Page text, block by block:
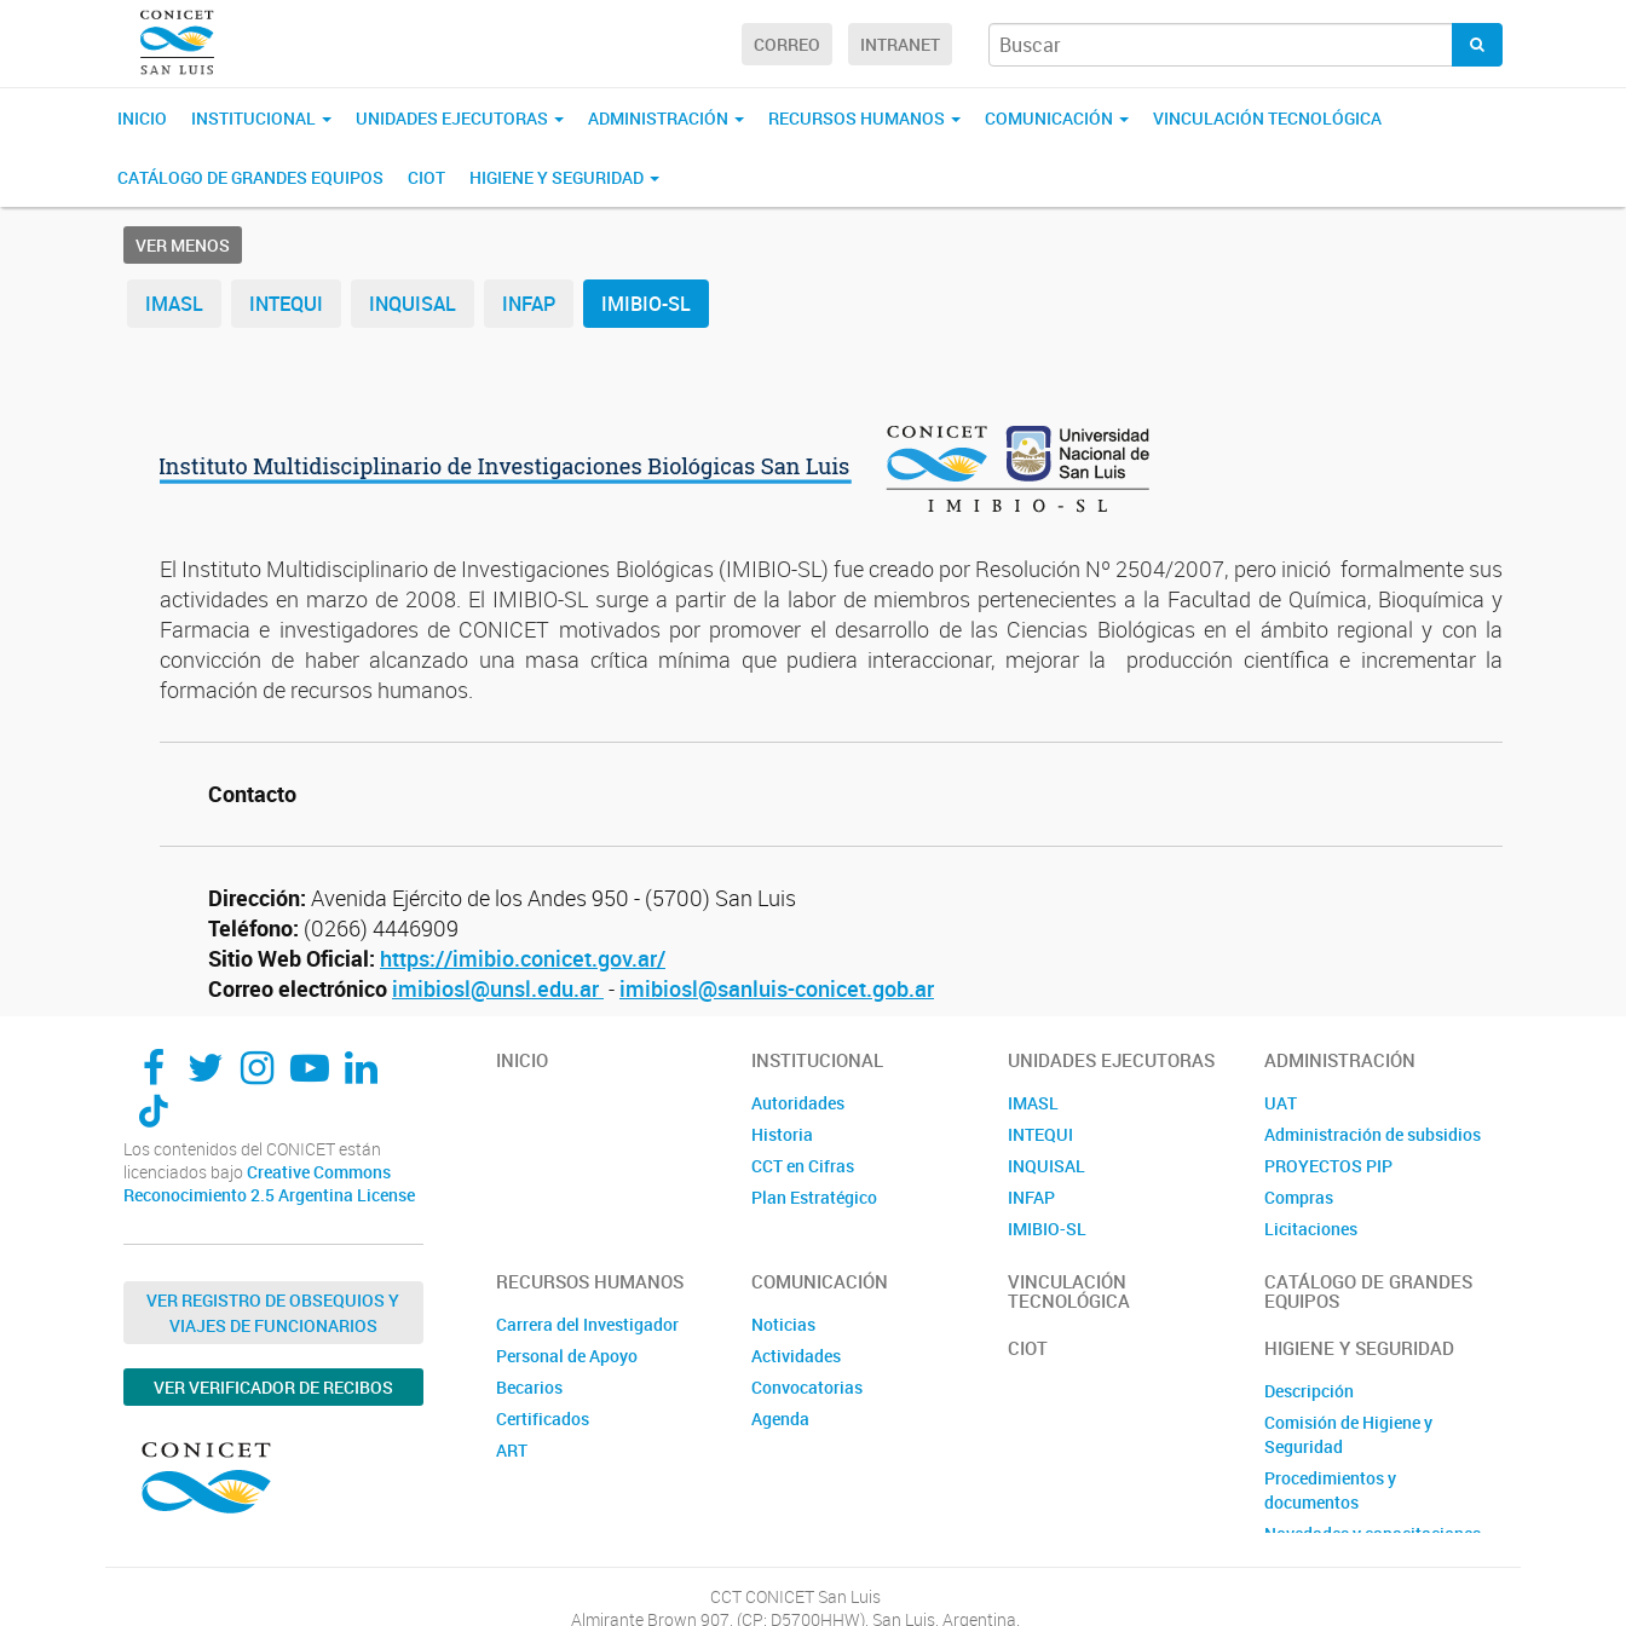
CORREO INTRANET
INICIO INSTITUCIONAL UNIDADES EJECUTORAS ADMINISTRACIÓN RECURSOS HUMANOS COMUNICACIÓN VINCULACIÓN TECNOLÓGICA
CATÁLOGO DE GRANDES EQUIPOS CIOT HIGIENE Y SEGURIDAD
VER MENOS
IMASL INTEQUI INQUISAL INFAP IMIBIO-SL
El Instituto Multidisciplinario de Investigaciones Biológicas (IMIBIO-SL) fue creado por Resolución Nº 2504/2007, pero inició formalmente sus
actividades en marzo de 2008. El IMIBIO-SL surge a partir de la labor de miembros pertenecientes a la Facultad de Química, Bioquímica y
Farmacia e investigadores de CONICET motivados por promover el desarrollo de las Ciencias Biológicas en el ámbito regional y con la
convicción de haber alcanzado una masa crítica mínima que pudiera interaccionar, mejorar la producción científica e incrementar la
formación de recursos humanos.
Contacto
Dirección: Avenida Ejército de los Andes 950 - (5700) San Luis
Teléfono: (0266) 4446909
Sitio Web Oficial: https://imibio.conicet.gov.ar/
Correo electrónico imibiosl@unsl.edu.ar - imibiosl@sanluis-conicet.gob.ar
Los contenidos del CONICET están
licenciados bajo Creative Commons
Reconocimiento 2.5 Argentina License
VER REGISTRO DE OBSEQUIOS Y
VIAJES DE FUNCIONARIOS
VER VERIFICADOR DE RECIBOS
INICIO INSTITUCIONAL
Autoridades
Historia
CCT en Cifras
Plan Estratégico
UNIDADES EJECUTORAS
IMASL
INTEQUI
INQUISAL
INFAP
IMIBIO-SL
ADMINISTRACIÓN
UAT
Administración de subsidios
PROYECTOS PIP
Compras
Licitaciones
RECURSOS HUMANOS
Carrera del Investigador
Personal de Apoyo
Becarios
Certificados
ART
COMUNICACIÓN
Noticias
Actividades
Convocatorias
Agenda
VINCULACIÓN
TECNOLÓGICA
CATÁLOGO DE GRANDES
EQUIPOS
CIOT
HIGIENE Y SEGURIDAD
Descripción
Comisión de Higiene y
Seguridad
Procedimientos y
documentos
Novedades y capacitaciones
CCT CONICET San Luis
Almirante Brown 907, (CP: D5700HHW), San Luis, Argentina.